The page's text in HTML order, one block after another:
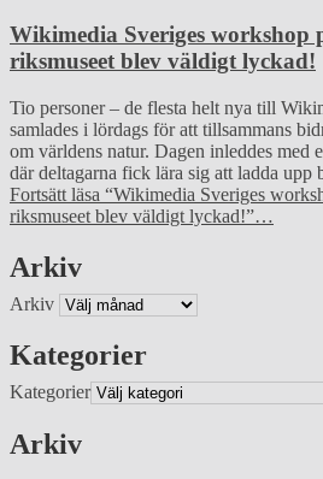
Wikimedia Sveriges workshop
riksmuseet blev väldigt lyckad!
Tio personer – de flesta helt nya till
samlades i lördags för att tillsammans
om världens natur. Dagen inleddes med
där deltagarna fick lära sig att ladda
Fortsätt läsa “Wikimedia Sveriges
riksmuseet blev väldigt lyckad!”…
Arkiv
Arkiv
Kategorier
Kategorier
Arkiv